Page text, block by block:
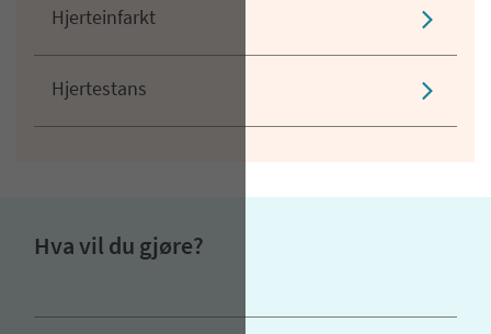
Hjerteinfarkt
Hjertestans
Hva vil du gjøre?